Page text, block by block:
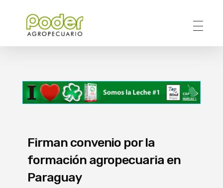
Firman convenio por la
formación agropecuaria en
Paraguay